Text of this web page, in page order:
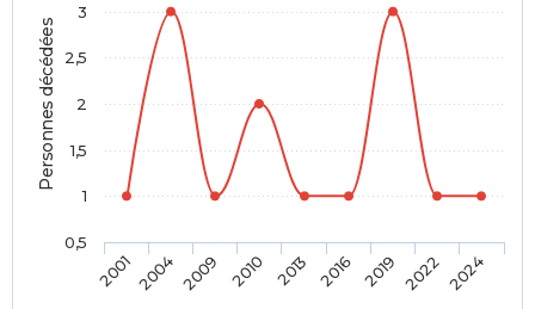
Personnes décédées
20012004 2009 2010 2013 2016 2019 2022 2024
0,5
1
1,5
2
2,5
3